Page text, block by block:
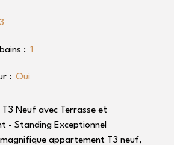
3
: 1
: Oui
Neuf avec Terrasse et
- Standing Exceptionnel
magnifique appartement T3 neuf,